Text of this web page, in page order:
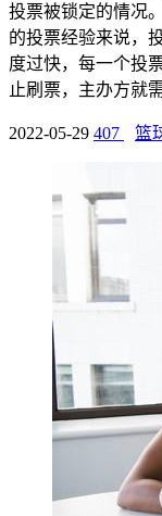
投票被锁定的情况
的投票经验来说，
度过快，每一个投
止刷票，主办方就
2022-05-29 407 篮